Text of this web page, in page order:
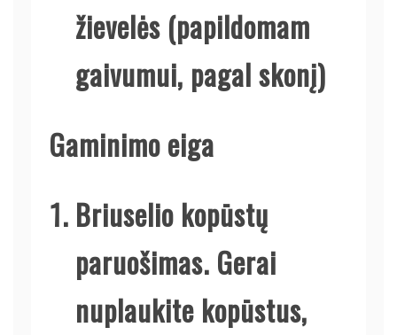
žievelės (papildomam
gaivumui, pagal skonį)
Gaminimo eiga
Briuselio kopūstų
paruošimas. Gerai
nuplaukite kopūstus,